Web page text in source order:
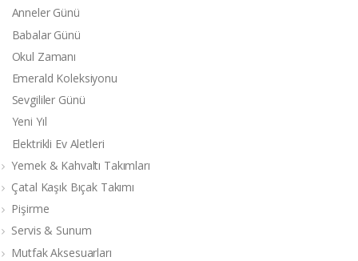
Anneler Günü
Babalar Günü
Okul Zamanı
Emerald Koleksiyonu
Sevgililer Günü
Yeni Yıl
Elektrikli Ev Aletleri
Yemek & Kahvaltı Takımları
Çatal Kaşık Bıçak Takımı
Pişirme
Servis & Sunum
Mutfak Aksesuarları